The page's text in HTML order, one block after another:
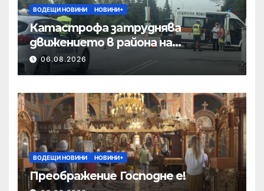
ВОДЕЩИ НОВИНИ НОВИНИ+
Катастрофа затруднява
движението в района на
Хиподрума
06.08.2026
ВОДЕЩИ НОВИНИ НОВИНИ+
Преображение Господне е!